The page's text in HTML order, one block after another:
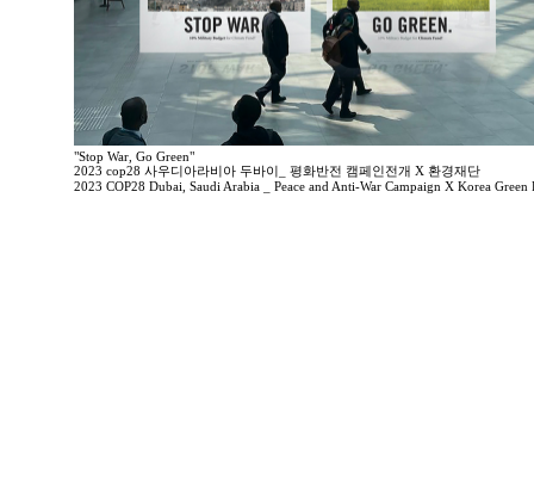
"Stop War, Go Green"
2023 cop28 사우디아라비아 두바이_ 평화반전 캠페인전개 X 환경재단
2023 COP28 Dubai, Saudi Arabia _ Peace and Anti-War Campaign X Korea Green